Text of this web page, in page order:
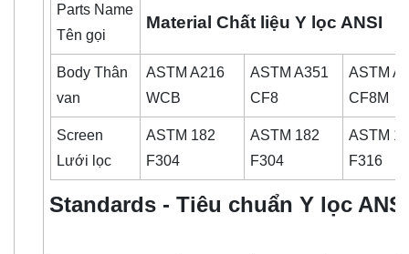
Parts Name
Tên gọi
Material Chất liệu Y lọc ANSI
Body Thân
van
ASTM A216
WCB
ASTM A351
CF8
ASTM
CF8M
Screen
Lưới lọc
ASTM 182
F304
ASTM 182
F304
ASTM
F316
Standards - Tiêu chuẩn Y lọc